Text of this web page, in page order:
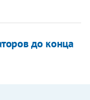
до конца